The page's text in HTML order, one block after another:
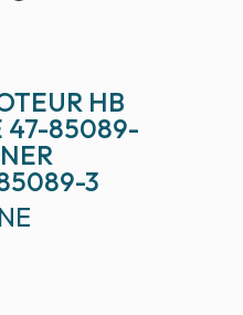
HB
47-85089-
3